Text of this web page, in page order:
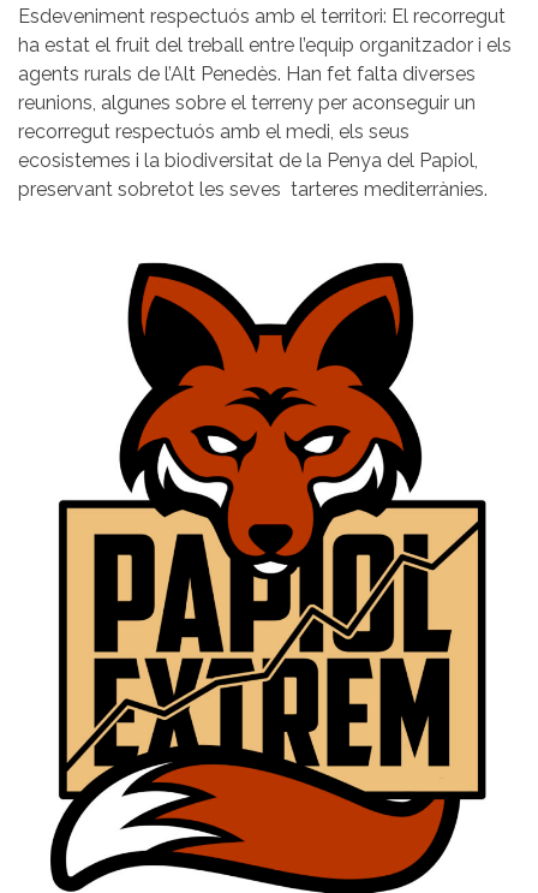
Esdeveniment respectuós amb el territori: El recorregut
ha estat el fruit del treball entre l’equip organitzador i els
agents rurals de l’Alt Penedès. Han fet falta diverses
reunions, algunes sobre el terreny per aconseguir un
recorregut respectuós amb el medi, els seus
ecosistemes i la biodiversitat de la Penya del Papiol,
preservant sobretot les seves tarteres mediterrànies.